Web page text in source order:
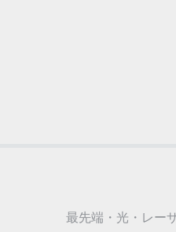
最先端・光・レー